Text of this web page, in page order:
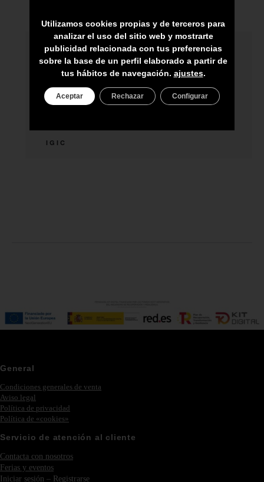
HECHO A MANO POR HÁBILES
ARTESANOS
ENVÍO A TODA CANARIAS
ASESORAMIENTO PERSONAL
IGIC
General
Condiciones generales de venta
Aviso legal
Política de privacidad
Política de «cookies»
Servicio de atención al cliente
Contacta con nosotros
Ferias y eventos
Iniciar sesión – Registrarse
Utilizamos cookies propias y de terceros para
analizar el uso del sitio web y mostrarte
publicidad relacionada con tus preferencias
sobre la base de un perfil elaborado a partir de
tus hábitos de navegación. ajustes.
Aceptar Rechazar Configurar